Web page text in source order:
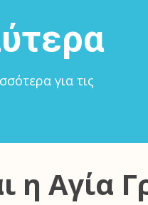
για τις
η Αγία